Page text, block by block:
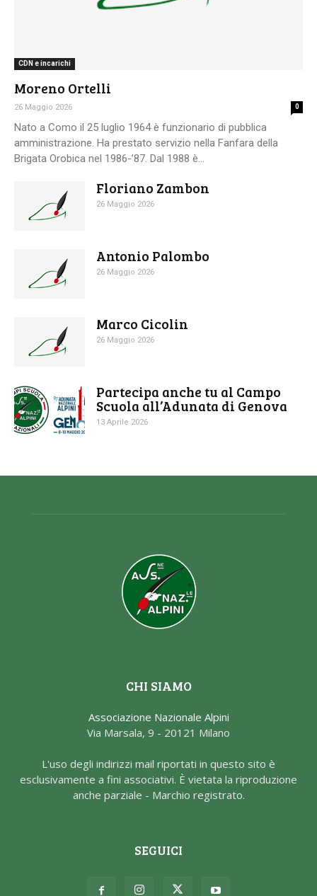
CDN e incarichi
Moreno Ortelli
26 Maggio 2026 0
Nato a Como il 25 luglio 1964 è funzionario di pubblica
amministrazione. Ha prestato servizio nella Fanfara della
Brigata Orobica nel 1986-’87. Dal 1988 è...
Floriano Zambon
26 Maggio 2026
Antonio Palombo
26 Maggio 2026
Marco Cicolin
26 Maggio 2026
Partecipa anche tu al Campo
Scuola all’Adunata di Genova
13 Aprile 2026
CHI SIAMO
Associazione Nazionale Alpini
Via Marsala, 9 - 20121 Milano
L'uso degli indirizzi mail riportati in questo sito è
esclusivamente a fini associativi. È vietata la riproduzione
anche parziale - Marchio registrato.
SEGUICI